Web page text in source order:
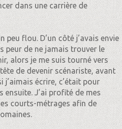
dans une carrière de
peu flou. D’un côté j’avais envie
peur de ne jamais trouver le
alors je me suis tourné vers
de devenir scénariste, avant
j’aimais écrire, c’était pour
J’ai profité de mes
courts-métrages afin de